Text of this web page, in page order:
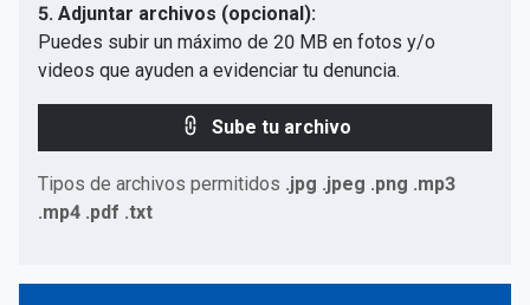
5. Adjuntar archivos (opcional):
Puedes subir un máximo de 20 MB en fotos y/o
videos que ayuden a evidenciar tu denuncia.
Sube tu archivo
Tipos de archivos permitidos .jpg .jpeg .png .mp3
.mp4 .pdf .txt